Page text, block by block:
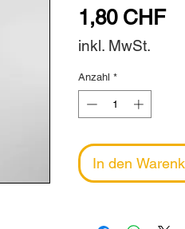
1,80 CHF
inkl. MwSt.
Anzahl *
In den